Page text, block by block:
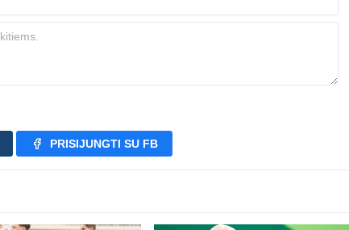
PRISIJUNGTI SU FB